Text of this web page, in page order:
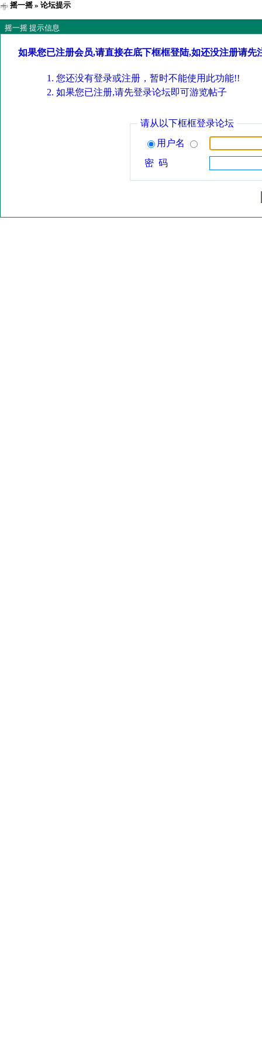
摇一摇» 论坛提示
摇一摇 提示信息
如果您已注册会员,请直接在底下框框登陆,如还没注册请先
您还没有登录或注册，暂时不能使用此功能!!
如果您已注册,请先登录论坛即可游览帖子
请从以下框框登录论坛
用户名
密 码